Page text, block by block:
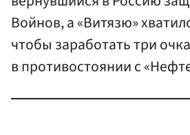
Войнов, а «Витязю»
чтобы заработать три очка
в противостоянии с